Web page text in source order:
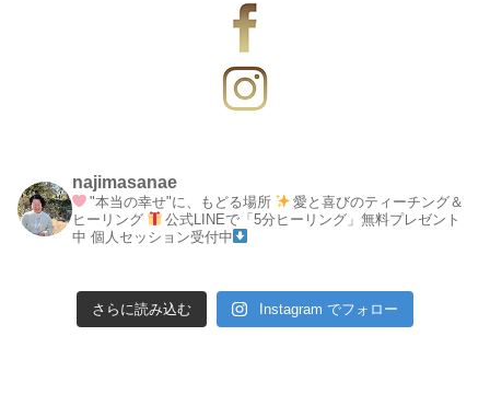
najimasanae
"本当の幸せ"に、もどる場所
愛と喜びのティーチング＆
ヒーリング
公式LINEで「5分ヒーリング」無料プレゼント
中 個人セッション受付中
さらに読み込む Instagram でフォロー